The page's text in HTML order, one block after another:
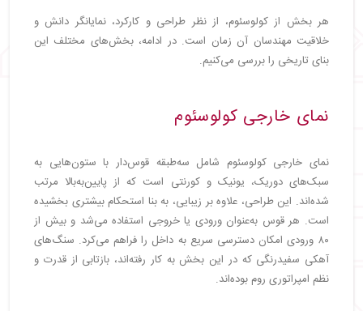
هر بخش از کولوسئوم، از نظر طراحی و کارکرد، نمایانگر دانش و
خلاقیت مهندسان آن زمان است. در ادامه، بخش‌های مختلف این
بنای تاریخی را بررسی می‌کنیم.
نمای خارجی کولوسئوم
نمای خارجی کولوسئوم شامل سه‌طبقه قوس‌دار با ستون‌هایی به
سبک‌های دوریک، یونیک و کورنتی است که از پایین‌به‌بالا مرتب
شده‌اند. این طراحی، علاوه بر زیبایی، به بنا استحکام بیشتری بخشیده
است. هر قوس به‌عنوان ورودی یا خروجی استفاده می‌شد و بیش از
۸۰ ورودی امکان دسترسی سریع به داخل را فراهم می‌کرد. سنگ‌های
آهکی سفیدرنگی که در این بخش به کار رفته‌اند، بازتابی از قدرت و
نظم امپراتوری روم بوده‌اند.